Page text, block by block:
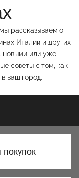
рассказываем о
Италии и других
новыми или уже
советы о том, как
ваш город.